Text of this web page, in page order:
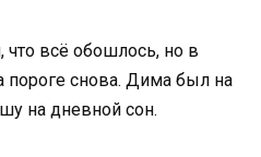
что всё обошлось, но в
пороге снова. Дима был на
на дневной сон.